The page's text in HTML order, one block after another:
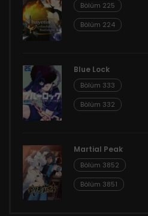
Bölüm 225
Bölüm 224
Blue Lock
Bölüm 333
Bölüm 332
Martial Peak
Bölüm 3852
Bölüm 3851